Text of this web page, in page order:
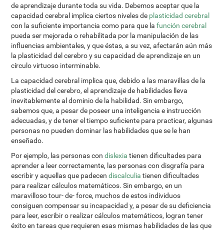
de aprendizaje durante toda su vida. Debemos aceptar que la
capacidad cerebral implica ciertos niveles de plasticidad cerebral
con la suficiente importancia como para que lafunción cerebral
pueda ser mejorada o rehabilitada por la manipulación de las
influencias ambientales, y que éstas, a su vez, afectarán aún más
la plasticidad del cerebro y su capacidad de aprendizaje en un
círculo virtuoso interminable.
La capacidad cerebral implica que, debido a las maravillas de la
plasticidad del cerebro, el aprendizaje de habilidades lleva
inevitablemente al dominio de la habilidad. Sin embargo,
sabemos que, a pesar de poseer una inteligencia e instrucción
adecuadas, y de tener el tiempo suficiente para practicar, algunas
personas no pueden dominar las habilidades que se le han
enseñado.
Por ejemplo, las personas condislexia tienen dificultades para
aprender a leer correctamente, las personas con disgrafía para
escribir y aquellas que padecendiscalculia tienen dificultades
para realizar cálculos matemáticos. Sin embargo, en un
maravilloso tour- de- force, muchos de estos individuos
consiguen compensar su incapacidad y, a pesar de su deficiencia
para leer, escribir o realizar cálculos matemáticos, logran tener
éxito en tareas que requieren esas mismas habilidades de las que